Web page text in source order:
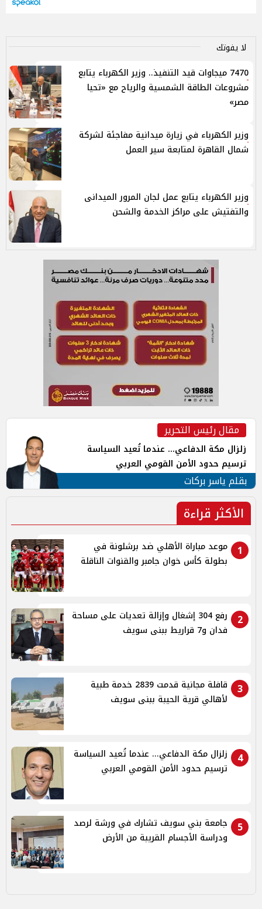
لا يفوتك
7470 ميجاوات قيد التنفيذ.. وزير الكهرباء يتابع
مشروعات الطاقة الشمسية والرياح مع «تحيا
مصر»
وزير الكهرباء في زيارة ميدانية مفاجئة لشركة
شمال القاهرة لمتابعة سير العمل
وزير الكهرباء يتابع عمل لجان المرور الميدانى
والتفتيش على مراكز الخدمة والشحن
مقال رئيس التحرير
زلزال مكة الدفاعي... عندما تُعيد السياسة
ترسيم حدود الأمن القومي العربي
بقلم ياسر بركات
الأكثر قراءة
1
موعد مباراة الأهلي ضد برشلونة في
بطولة كأس خوان جامبر والقنوات الناقلة
2
رفع 304 إشغال وإزالة تعديات على مساحة
فدان و7 قراريط ببنى سويف
3
قافلة مجانية قدمت 2839 خدمة طبية
لأهالي قرية الحيبة ببنى سويف
4
زلزال مكة الدفاعي... عندما تُعيد السياسة
ترسيم حدود الأمن القومي العربي
5
جامعة بني سويف تشارك في ورشة لرصد
ودراسة الأجسام القريبة من الأرض